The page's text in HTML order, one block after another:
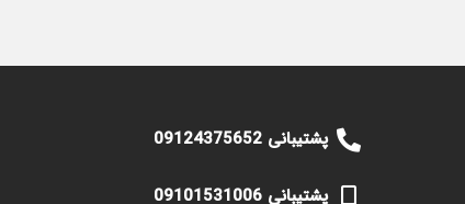
پشتیبانی 09124375652
پشتیبانی 09101531006